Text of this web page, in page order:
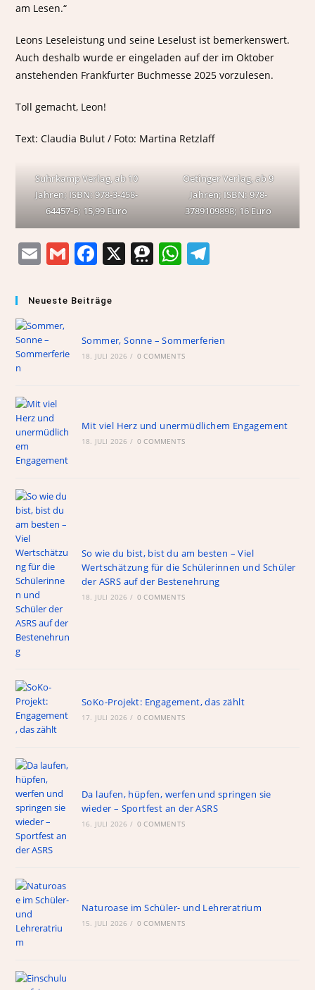
am Lesen.“
Leons Leseleistung und seine Leselust ist bemerkenswert.
Auch deshalb wurde er eingeladen auf der im Oktober
anstehenden Frankfurter Buchmesse 2025 vorzulesen.
Toll gemacht, Leon!
Text: Claudia Bulut / Foto: Martina Retzlaff
Suhrkamp Verlag, ab 10
Jahren; ISBN: 978-3-458-
64457-6; 15,99 Euro
Oetinger Verlag, ab 9
Jahren; ISBN:‎ 978-
3789109898; 16 Euro
E
ai
l
G
ai
F
c
b
o
X T
m
a
W
A
p
a
Neueste Beiträge
Sommer, Sonne – Sommerferien
18. JULI 2026 / 0 COMMENTS
Mit viel Herz und unermüdlichem Engagement
18. JULI 2026 / 0 COMMENTS
So wie du bist, bist du am besten – Viel
Wertschätzung für die Schülerinnen und Schüler
der ASRS auf der Bestenehrung
18. JULI 2026 / 0 COMMENTS
SoKo-Projekt: Engagement, das zählt
17. JULI 2026 / 0 COMMENTS
Da laufen, hüpfen, werfen und springen sie
wieder – Sportfest an der ASRS
16. JULI 2026 / 0 COMMENTS
Naturoase im Schüler- und Lehreratrium
15. JULI 2026 / 0 COMMENTS